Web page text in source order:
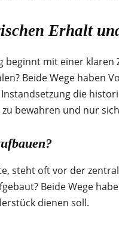
Erhalt
mit einer
Beide Wege haben
die
bewahren und nur
steht oft vor der
Beide Wege
dienen soll.